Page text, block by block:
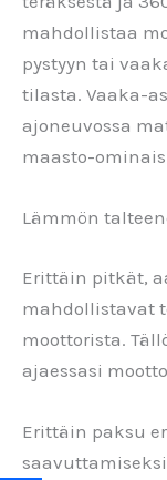
mahdollistaa
pystyyn tai
tilasta. Vaaka-
ajoneuvossa
maasto-
Lämmön
Erittäin pitkät,
mahdollistavat
moottorista.
ajaessasi
Erittäin paksu